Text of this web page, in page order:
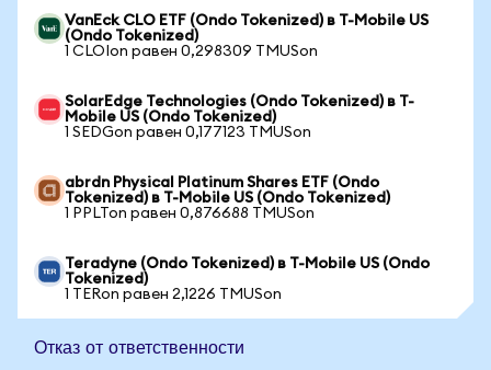
VanEck CLO ETF (Ondo Tokenized) в T-Mobile US
(Ondo Tokenized)
1 CLOIon равен 0,298309 TMUSon
SolarEdge Technologies (Ondo Tokenized) в T-
Mobile US (Ondo Tokenized)
1 SEDGon равен 0,177123 TMUSon
abrdn Physical Platinum Shares ETF (Ondo
Tokenized) в T-Mobile US (Ondo Tokenized)
1 PPLTon равен 0,876688 TMUSon
Teradyne (Ondo Tokenized) в T-Mobile US (Ondo
Tokenized)
1 TERon равен 2,1226 TMUSon
Отказ от ответственности